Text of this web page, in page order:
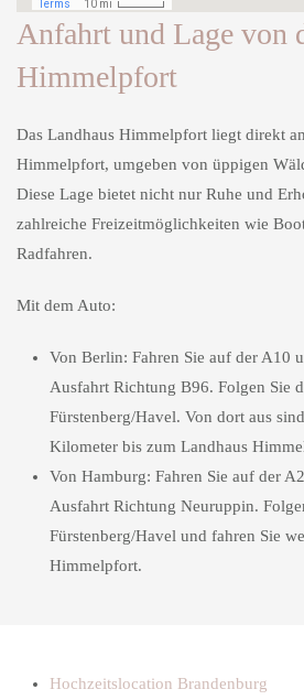
Anfahrt und Lage von
Himmelpfort
Das Landhaus Himmelpfort liegt direkt
Himmelpfort, umgeben von üppigen
Diese Lage bietet nicht nur Ruhe und
zahlreiche Freizeitmöglichkeiten wie
Radfahren.
Mit dem Auto:
Von Berlin: Fahren Sie auf der A10
Ausfahrt Richtung B96. Folgen Sie
Fürstenberg/Havel. Von dort aus
Kilometer bis zum Landhaus
Von Hamburg: Fahren Sie auf der
Ausfahrt Richtung Neuruppin.
Fürstenberg/Havel und fahren Sie
Himmelpfort.
Hochzeitslocation Brandenburg